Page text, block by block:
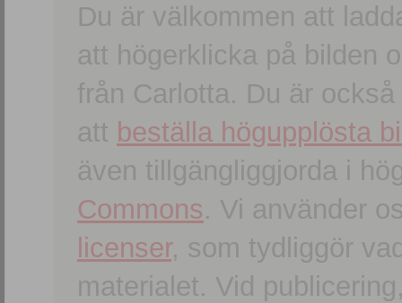
Du är välkommen att
att högerklicka på bilden
från Carlotta. Du är
att beställa högupplösta
även tillgängliggjorda i
Commons. Vi använder
licenser, som tydliggör
materialet. Vid